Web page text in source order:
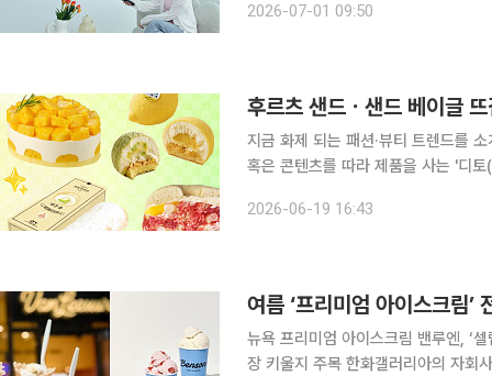
지상파 3사 콘텐츠를 추가한 상품이다.
2026-07-01 09:50
후르츠 샌드ㆍ샌드 베이글
지금 화제 되는 패션·뷰티 트렌드를
혹은 콘텐츠를 따라 제품을 사는 '디
케이크가 봄을 알리고, 망고 빙수가
2026-06-19 16:43
여름 ‘프리미엄 아이스크림’
뉴욕 프리미엄 아이스크림 밴루엔, ‘
장 키울지 주목 한화갤러리아의 자회사 베러스쿱크리머리가 운영하는 벤슨이 본격적으로 매장을 확